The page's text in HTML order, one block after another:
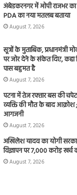
अंबेडकरनगर में ओपी राजभर का
PDA का नया मतलब बताया
August 7, 2026
सूत्रों के मुताबिक, प्रधानमंत्री
पर जोर देने के संकेत दिए,
पास बहुमत है
August 7, 2026
पटना में तेज रफ्तार बस की
व्यक्ति की मौत के बाद आक्रोश
आगजनी
August 7, 2026
अखिलेश यादव का योगी
विज्ञापन पर 7,000 करोड़ खर्च
August 7, 2026